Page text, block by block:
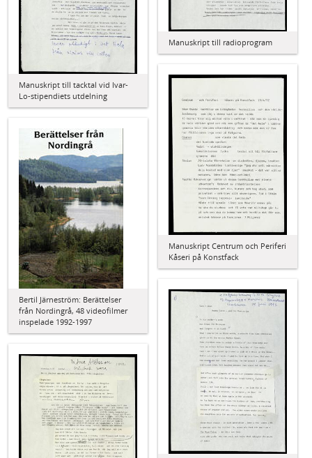
Manuskript till radioprogram
Manuskript till tacktal vid Ivar-
Lo-stipendiets utdelning
Manuskript Centrum och Periferi
Kåseri på Konstfack
Bertil Järneström: Berättelser
från Nordingrå, 48 videofilmer
inspelade 1992-1997